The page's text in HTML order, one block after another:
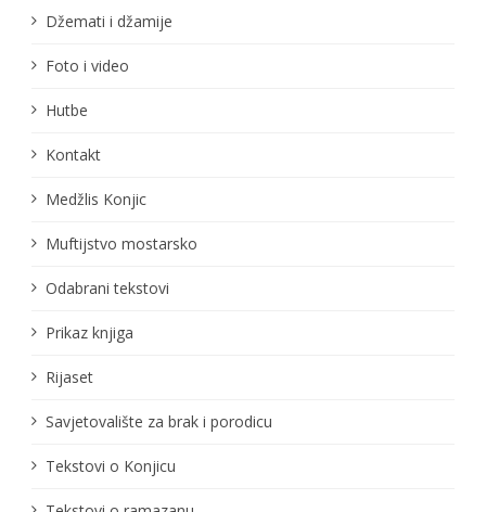
Džemati i džamije
Foto i video
Hutbe
Kontakt
Medžlis Konjic
Muftijstvo mostarsko
Odabrani tekstovi
Prikaz knjiga
Rijaset
Savjetovalište za brak i porodicu
Tekstovi o Konjicu